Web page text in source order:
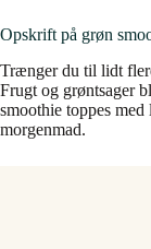
Opskrift på grøn
Trænger du til lidt
Frugt og grøntsager
smoothie toppes
morgenmad.